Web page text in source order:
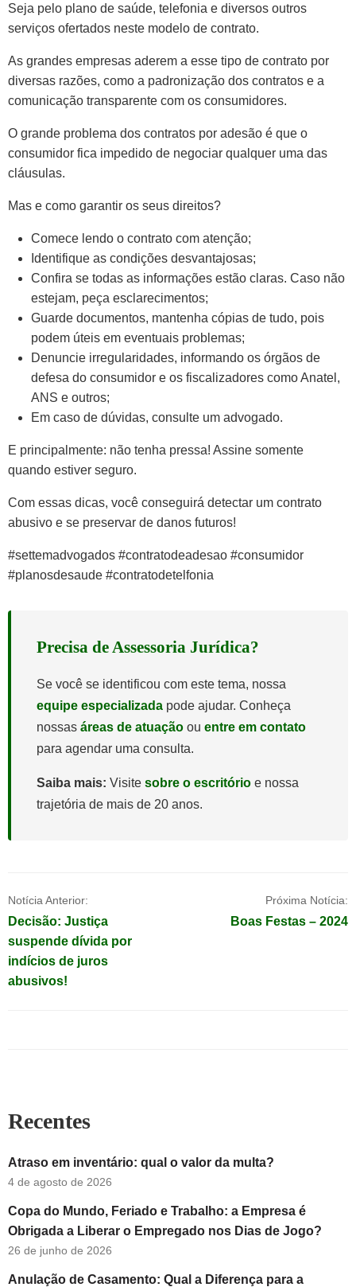
Seja pelo plano de saúde, telefonia e diversos outros
serviços ofertados neste modelo de contrato.
As grandes empresas aderem a esse tipo de contrato por
diversas razões, como a padronização dos contratos e a
comunicação transparente com os consumidores.
O grande problema dos contratos por adesão é que o
consumidor fica impedido de negociar qualquer uma das
cláusulas.
Mas e como garantir os seus direitos?
Comece lendo o contrato com atenção;
Identifique as condições desvantajosas;
Confira se todas as informações estão claras. Caso não
estejam, peça esclarecimentos;
Guarde documentos, mantenha cópias de tudo, pois
podem úteis em eventuais problemas;
Denuncie irregularidades, informando os órgãos de
defesa do consumidor e os fiscalizadores como Anatel,
ANS e outros;
Em caso de dúvidas, consulte um advogado.
E principalmente: não tenha pressa! Assine somente
quando estiver seguro.
Com essas dicas, você conseguirá detectar um contrato
abusivo e se preservar de danos futuros!
#settemadvogados #contratodeadesao #consumidor
#planosdesaude #contratodetelfonia
Precisa de Assessoria Jurídica?
Se você se identificou com este tema, nossa
equipe especializada pode ajudar. Conheça
nossas áreas de atuação ou entre em contato
para agendar uma consulta.
Saiba mais: Visite sobre o escritório e nossa
trajetória de mais de 20 anos.
Navegação
de
Post
Notícia Anterior:
Decisão: Justiça
suspende dívida por
indícios de juros
abusivos!
Próxima Notícia:
Boas Festas – 2024
Recentes
Atraso em inventário: qual o valor da multa?
4 de agosto de 2026
Copa do Mundo, Feriado e Trabalho: a Empresa é
Obrigada a Liberar o Empregado nos Dias de Jogo?
26 de junho de 2026
Anulação de Casamento: Qual a Diferença para a